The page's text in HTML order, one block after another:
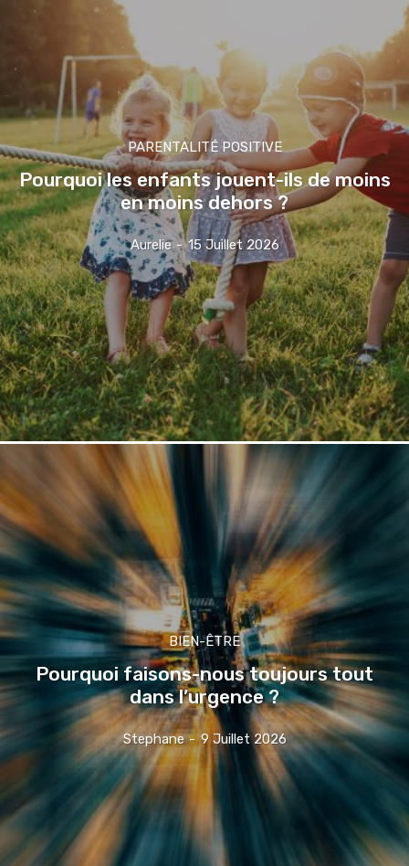
PARENTALITÉ POSITIVE
Pourquoi les enfants jouent-ils de moins
en moins dehors ?
Aurelie - 15 Juillet 2026
BIEN-ÊTRE
Pourquoi faisons-nous toujours tout
dans l’urgence ?
Stephane - 9 Juillet 2026